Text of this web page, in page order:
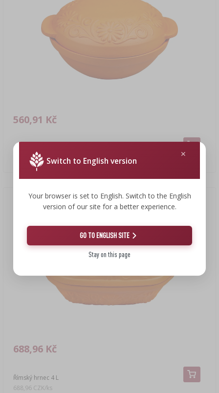
Římský hrnec kulatý 4 L
560,91 Kč
560,91 CZK/ks
Římský hrnec 4 L
688,96 Kč
688,96 CZK/ks
Switch to English version
Your browser is set to English. Switch to the English
version of our site for a better experience.
GO TO ENGLISH SITE
Stay on this page